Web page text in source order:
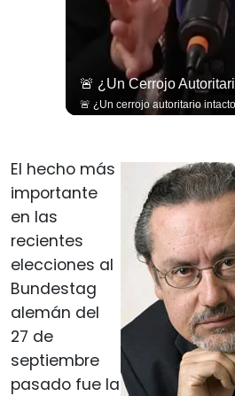
El hecho más
importante
en las
recientes
elecciones al
Bundestag
alemán del
27 de
septiembre
pasado fue la